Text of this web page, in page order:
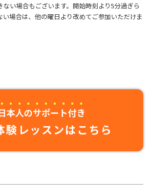
い場合もございます。開始時刻より5分過ぎら
い場合は、他の曜日より改めてご参加いただけま
本人のサポート付き
験レッスンはこちら